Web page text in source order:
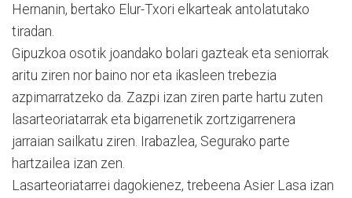
Hernanin, bertako Elur-Txori elkarteak antolatutako
tiradan.
Gipuzkoa osotik joandako bolari gazteak eta seniorrak
aritu ziren nor baino nor eta ikasleen trebezia
azpimarratzeko da. Zazpi izan ziren parte hartu zuten
lasarteoriatarrak eta bigarrenetik zortzigarrenera
jarraian sailkatu ziren. Irabazlea, Segurako parte
hartzailea izan zen.
Lasarteoriatarrei dagokienez, trebeena Asier Lasa izan